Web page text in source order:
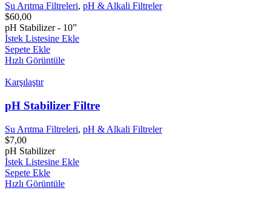
Su Arıtma Filtreleri, pH & Alkali Filtreler
$60,00
pH Stabilizer - 10”
İstek Listesine Ekle
Sepete Ekle
Hızlı Görüntüle
Karşılaştır
pH Stabilizer Filtre
Su Arıtma Filtreleri, pH & Alkali Filtreler
$7,00
pH Stabilizer
İstek Listesine Ekle
Sepete Ekle
Hızlı Görüntüle